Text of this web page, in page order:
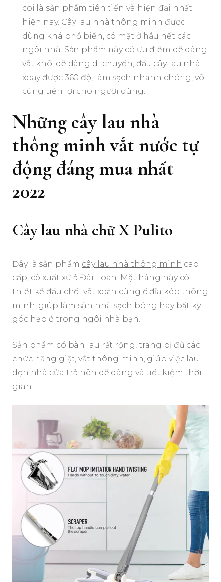
coi là sản phẩm tiên tiến và hiện đại nhất
hiện nay. Cây lau nhà thông minh được
dùng khá phổ biến, có mặt ở hầu hết các
ngôi nhà. Sản phẩm này có ưu điểm dễ dàng
vắt khô, dễ dàng di chuyển, đầu cây lau nhà
xoay được 360 độ, làm sạch nhanh chóng, vô
cùng tiện lợi cho người dùng.
Những cây lau nhà
thông minh vắt nước tự
động đáng mua nhất
2022
Cây lau nhà chữ X Pulito
Đây là sản phẩm cây lau nhà thông minh cao
cấp, có xuất xứ ở Đài Loan. Mặt hàng này có
thiết kế đầu chổi vắt xoắn cùng ổ đĩa kép thông
minh, giúp làm sàn nhà sạch bóng hay bất kỳ
góc hẹp ở trong ngôi nhà bạn.
Sản phẩm có bàn lau rất rộng, trang bị đủ các
chức năng giặt, vắt thông minh, giúp việc lau
dọn nhà cửa trở nên dễ dàng và tiết kiệm thời
gian.